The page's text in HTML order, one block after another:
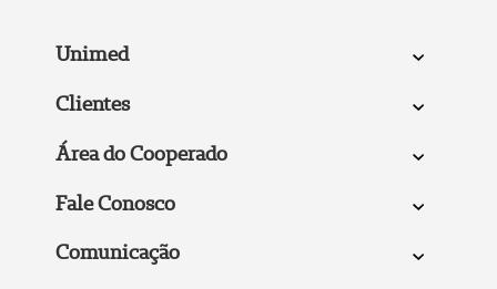
Unimed
Clientes
Área do Cooperado
Fale Conosco
Comunicação